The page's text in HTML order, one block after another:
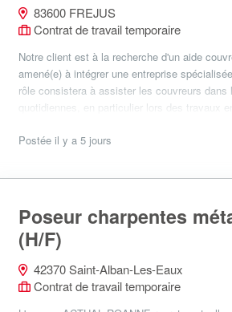
83600 FREJUS
Contrat de travail temporaire
Notre client est à la recherche d'un aide
amené(e) à intégrer une entreprise
rôle consistera à assister les couvreurs dans
quotidiennes, en particulier lors des travaux
Postée il y a 5 jours
Poseur charpentes
(H/F)
42370 Saint-Alban-Les-Eaux
Contrat de travail temporaire